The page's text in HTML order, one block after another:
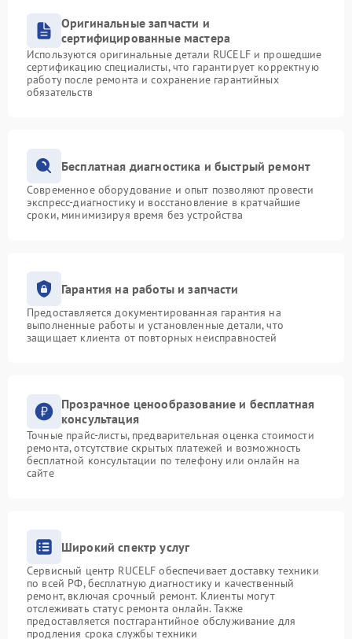
Оригинальные запчасти и
сертифицированные мастера
Используются оригинальные детали RUCELF и прошедшие
сертификацию специалисты, что гарантирует корректную
работу после ремонта и сохранение гарантийных
обязательств
Бесплатная диагностика и быстрый ремонт
Современное оборудование и опыт позволяют провести
экспресс-диагностику и восстановление в кратчайшие
сроки, минимизируя время без устройства
Гарантия на работы и запчасти
Предоставляется документированная гарантия на
выполненные работы и установленные детали, что
защищает клиента от повторных неисправностей
Прозрачное ценообразование и бесплатная
консультация
Точные прайс-листы, предварительная оценка стоимости
ремонта, отсутствие скрытых платежей и возможность
бесплатной консультации по телефону или онлайн на
сайте
Широкий спектр услуг
Сервисный центр RUCELF обеспечивает доставку техники
по всей РФ, бесплатную диагностику и качественный
ремонт, включая срочный ремонт. Клиенты могут
отслеживать статус ремонта онлайн. Также
предоставляется постгарантийное обслуживание для
продления срока службы техники